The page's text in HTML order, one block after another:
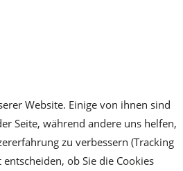
Website. Einige von ihnen sind
Seite, während andere uns helfen,
zu verbessern (Tracking
ob Sie die Cookies